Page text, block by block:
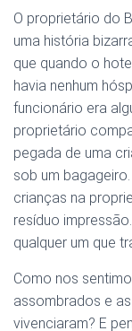
O proprietário do
uma história
que quando o
havia nenhum
funcionário era
proprietário
pegada de uma
sob um
crianças na
resíduo
qualquer um que
Como nos
assombrados e
vivenciaram? E